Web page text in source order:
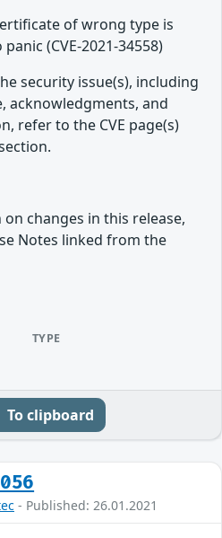
of wrong type is
(CVE-2021-34558)
security issue(s), including
acknowledgments, and
refer to the CVE page(s)
changes in this release,
Notes linked from the
TYPE
To clipboard
- Published: 26.01.2021